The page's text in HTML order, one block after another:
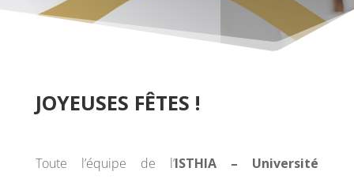
JOYEUSES FÊTES !
Toute l’équipe de l’ISTHIA – Université